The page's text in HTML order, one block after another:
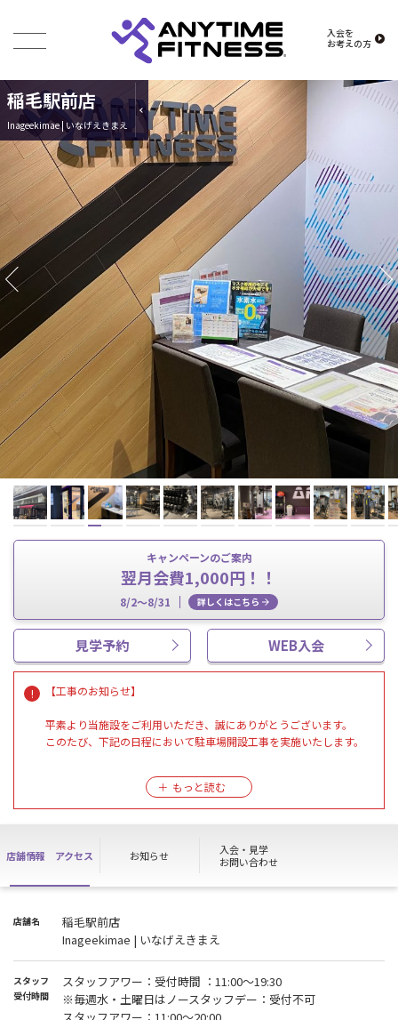
入会を
お考えの方
稲毛駅前店
Inageekimae | いなげえきまえ
キャンペーンのご案内
翌月会費1,000円！！
8/2～8/31 詳しくはこちら
見学予約 WEB入会
【工事のお知らせ】
平素より当施設をご利用いただき、誠にありがとうございます。
このたび、下記の日程において駐車場開設工事を実施いたします。
--------------------------------------------------------
工事期間：2026年7月29日（水）～2026年8月4日（火）予定
※日・祝は休工。但し、雨天の関係で変更する場合がございます。
工事場所：NTTル・パルク稲毛駅前第二駐車場（仮称）（千葉県千
葉市稲毛区小仲台2-2）
--------------------------------------------------------
工事期間中は、作業に伴う騒音や工事車両の出入りなどにより、ご
不便・ご迷惑をおかけする場合がございますが、
ご理解ご協力の程よろしくお願い申し上げます。
店舗情報 アクセス お知らせ
入会・見学
お問い合わせ
店舗名
稲毛駅前店
Inageekimae | いなげえきまえ
スタッフ
受付時間
スタッフアワー：受付時間 ：11:00～19:30
※毎週水・土曜日はノースタッフデー：受付不可